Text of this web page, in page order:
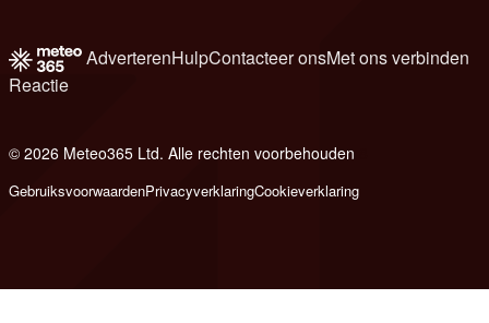
AdverterenHulpContacteer onsMet ons verbinden
Reactie
© 2026 Meteo365 Ltd. Alle rechten voorbehouden
GebruiksvoorwaardenPrivacyverklaringCookieverklaring